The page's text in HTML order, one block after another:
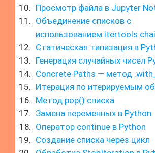
Просмотр файла в Jupyter
Объединение списков с
использованием
Статическая типизация в
Генерация случайных чисел
Concrete Paths — метод
Итерация по итерируемым
Метод pop() списка
Замена переменных в Python
Оператор continue в Python
Создание списка через цикл